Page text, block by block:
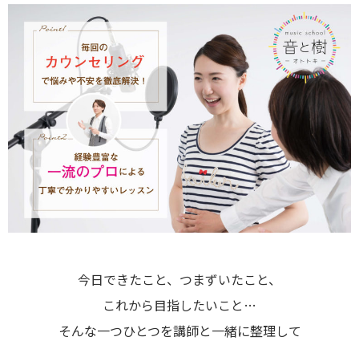
今日できたこと、つまずいたこと、
これから目指したいこと…
そんな一つひとつを講師と一緒に整理して